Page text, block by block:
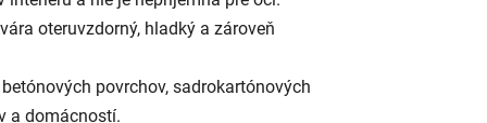
oteruvzdorný, hladký a zároveň
povrchov, sadrokartónových
a domácností.